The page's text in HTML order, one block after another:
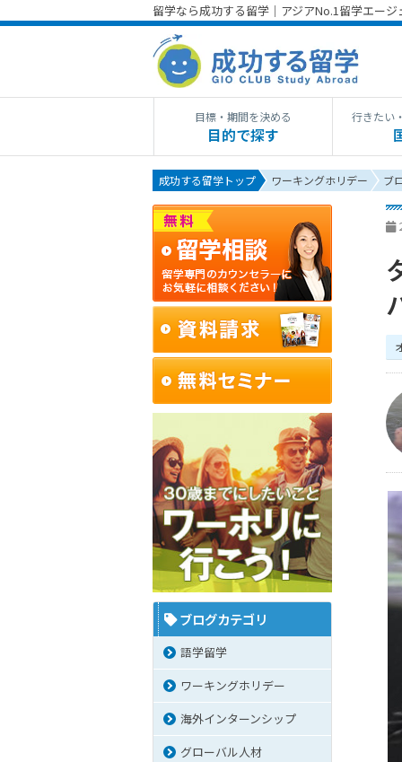
留学なら成功する留学｜アジアNo.1留学エー
目標・期間を決める
目的で探す
行きたい
成功する留学トップ ワーキングホリデー ブ
ブログカテゴリ
語学留学
ワーキングホリデー
海外インターンシップ
グローバル人材